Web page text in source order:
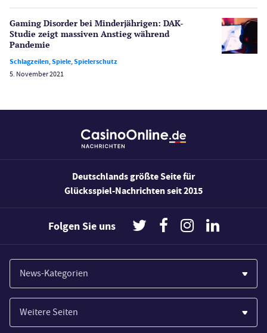
Wetten
Wirtschaft
Gaming Disorder bei Minderjährigen: DAK-
Studie zeigt massiven Anstieg während
Pandemie
Schlagzeilen,Spiele,Spielerschutz
5. November 2021
Deutschlands größte Seite für
Glücksspiel-Nachrichten seit 2015
Folgen Sie uns
News-Kategorien
Casinos
Wirtschaft
Weitere Seiten